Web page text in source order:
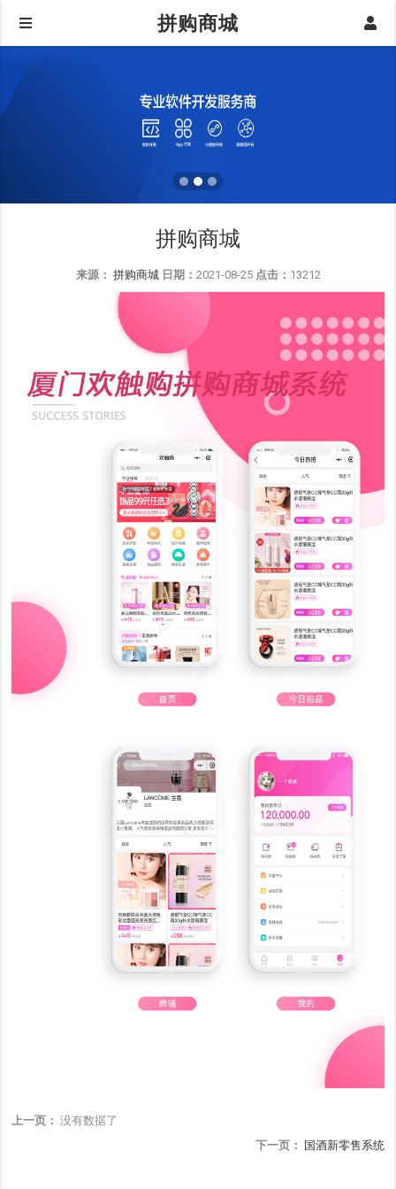
拼购商城
拼购商城
来源： 拼购商城 日期： 2021-08-25 点击： 13212
上一页： 没有数据了
下一页：
国酒新零售系统